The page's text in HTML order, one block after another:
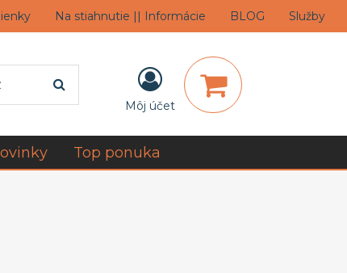
Na stiahnutie || Informácie BLOG Služby
Môj účet
Top ponuka